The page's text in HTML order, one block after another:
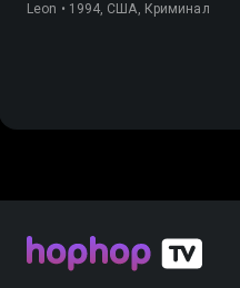
Leon • 1994, США, Криминал